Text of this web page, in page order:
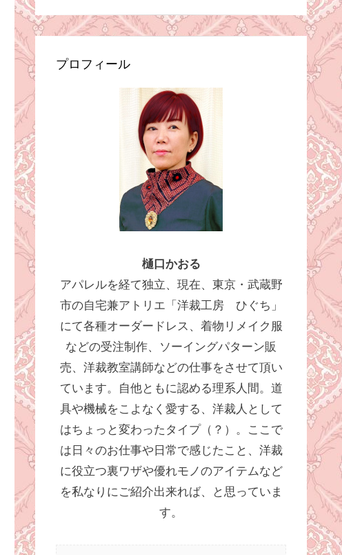
プロフィール
樋口かおる
アパレルを経て独立、現在、東京・武蔵野
市の自宅兼アトリエ「洋裁工房 ひぐち」
にて各種オーダードレス、着物リメイク服
などの受注制作、ソーイングパターン販
売、洋裁教室講師などの仕事をさせて頂い
ています。自他ともに認める理系人間。道
具や機械をこよなく愛する、洋裁人として
はちょっと変わったタイプ（？）。ここで
は日々のお仕事や日常で感じたこと、洋裁
に役立つ裏ワザや優れモノのアイテムなど
を私なりにご紹介出来れば、と思っていま
す。